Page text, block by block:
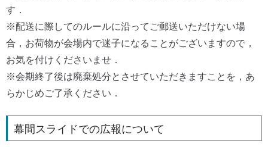
す．
※配送に際してのルールに沿ってご郵送いただけない場
合，お荷物が会場内で迷子になることがございますので，
お気を付けくださいませ．
※会期終了後は廃棄処分とさせていただきますことを，あ
らかじめご了承ください．
幕間スライドでの広報について